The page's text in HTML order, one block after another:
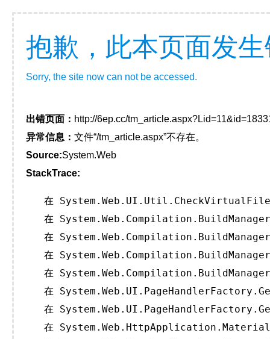
抱歉，此本页面发
Sorry, the site now can not be accessed.
出错页面： http://6ep.cc/
异常信息： 文件“/tm_article.aspx”不存在。
Source:System.Web
StackTrace:
在
在
在
在
在
在
在
在